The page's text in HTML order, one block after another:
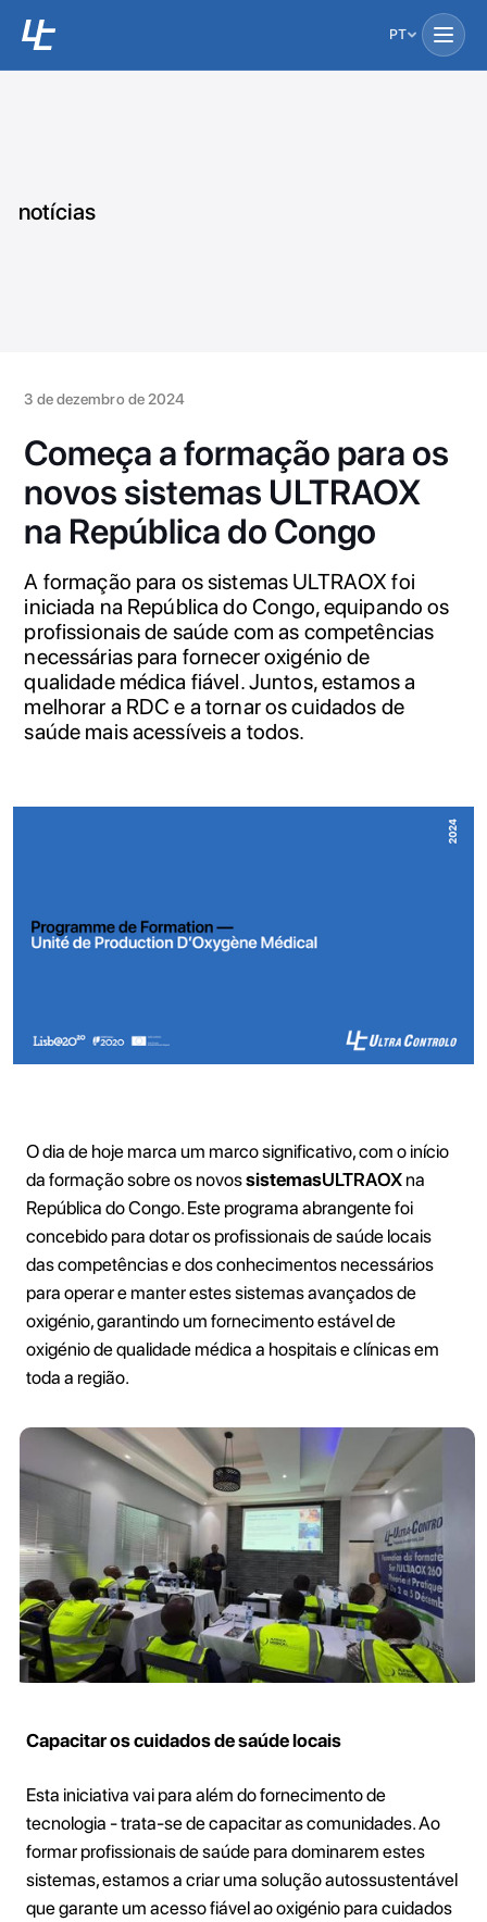
PT
notícias
3 de dezembro de 2024
Começa a formação para os
novos sistemas ULTRAOX
na República do Congo
A formação para os sistemas ULTRAOX foi
iniciada na República do Congo, equipando os
profissionais de saúde com as competências
necessárias para fornecer oxigénio de
qualidade médica fiável. Juntos, estamos a
melhorar a RDC e a tornar os cuidados de
saúde mais acessíveis a todos.
O dia de hoje marca um marco significativo, com o início
da formação sobre os novossistemasULTRAOXna
República do Congo. Este programa abrangente foi
concebido para dotar os profissionais de saúde locais
das competências e dos conhecimentos necessários
para operar e manter estes sistemas avançados de
oxigénio, garantindo um fornecimento estável de
oxigénio de qualidade médica a hospitais e clínicas em
toda a região.
Capacitar os cuidados de saúde locais
Esta iniciativa vai para além do fornecimento de
tecnologia - trata-se de capacitar as comunidades. Ao
formar profissionais de saúde para dominarem estes
sistemas, estamos a criar uma solução autossustentável
que garante um acesso fiável ao oxigénio para cuidados